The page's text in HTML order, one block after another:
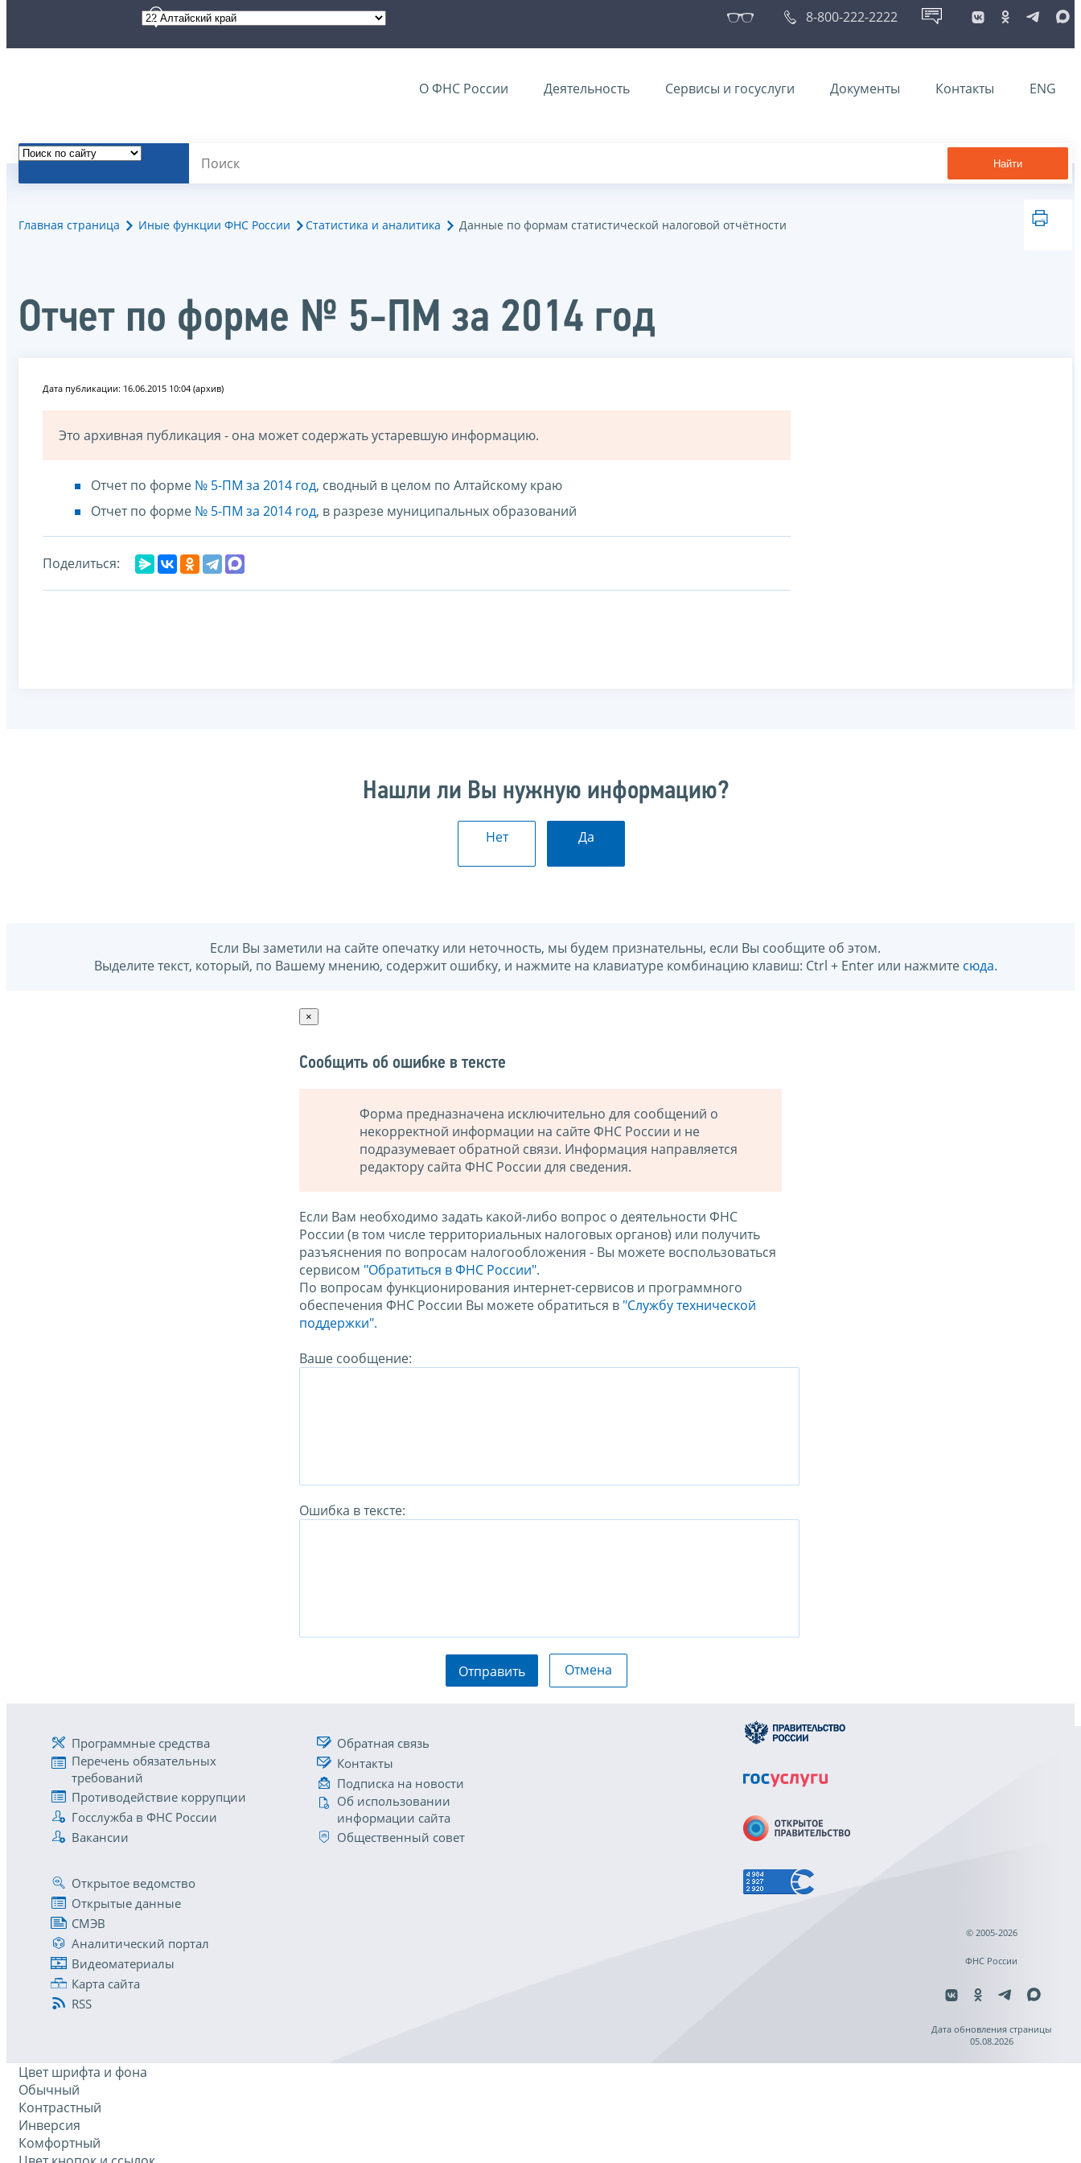
8-800-222-2222
О ФНС России Деятельность Сервисы и госуслуги Документы Контакты ENG
Найти
Главная страница Иные функции ФНС России Статистика и аналитика Данные по формам статистической налоговой отчётности
Отчет по форме № 5-ПМ за 2014 год
Дата публикации: 16.06.2015 10:04 (архив)
Это архивная публикация - она может содержать устаревшую информацию.
Отчет по форме № 5-ПМ за 2014 год, сводный в целом по Алтайскому краю
Отчет по форме № 5-ПМ за 2014 год, в разрезе муниципальных образований
Поделиться:
Нашли ли Вы нужную информацию?
Нет Да
Если Вы заметили на сайте опечатку или неточность, мы будем признательны, если Вы сообщите об этом.
Выделите текст, который, по Вашему мнению, содержит ошибку, и нажмите на клавиатуре комбинацию клавиш: Ctrl + Enter или нажмите сюда.
×
Сообщить об ошибке в тексте
Форма предназначена исключительно для сообщений о
некорректной информации на сайте ФНС России и не
подразумевает обратной связи. Информация направляется
редактору сайта ФНС России для сведения.
Если Вам необходимо задать какой-либо вопрос о деятельности ФНС
России (в том числе территориальных налоговых органов) или получить
разъяснения по вопросам налогообложения - Вы можете воспользоваться
сервисом "Обратиться в ФНС России".
По вопросам функционирования интернет-сервисов и программного
обеспечения ФНС России Вы можете обратиться в "Службу технической
поддержки".
Ваше сообщение:
Ошибка в тексте:
Отправить Отмена
Программные средства
Перечень обязательных
требований
Противодействие коррупции
Госслужба в ФНС России
Вакансии
Обратная связь
Контакты
Подписка на новости
Об использовании
информации сайта
Общественный совет
Открытое ведомство
Открытые данные
СМЭВ
Аналитический портал
Видеоматериалы
Карта сайта
RSS
© 2005-2026
ФНС России
Дата обновления страницы
05.08.2026
Цвет шрифта и фона
Обычный
Контрастный
Инверсия
Комфортный